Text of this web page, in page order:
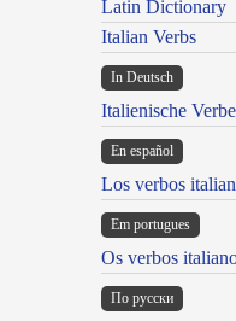
Latin Dictionary
Italian Verbs
In Deutsch
Italienische
En español
Los verbos
Em portugues
Os verbos
По русски